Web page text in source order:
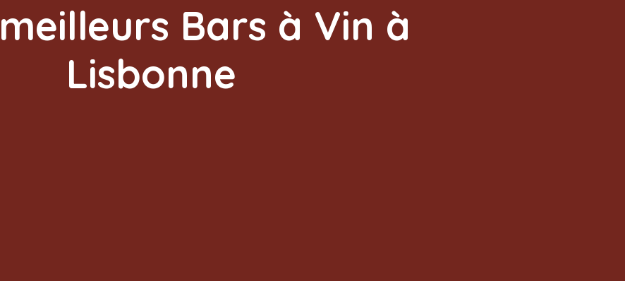
Bars à Vin à
Lisbonne